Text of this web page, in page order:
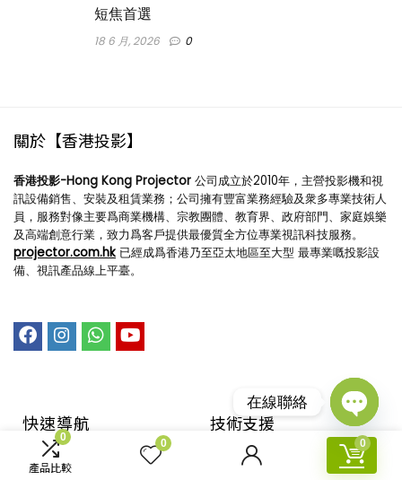
0
產品比較
0 0
短焦首選
18 6 月, 2026 0
關於【香港投影】
香港投影-Hong Kong Projector 公司成立於2010年，主營投影機和視
訊設備銷售、安裝及租賃業務；公司擁有豐富業務經驗及衆多專業技術人
員，服務對像主要爲商業機構、宗教團體、教育界、政府部門、家庭娛樂
及高端創意行業，致力爲客戶提供最優質全方位專業視訊科技服務。
projector.com.hk 已經成爲香港乃至亞太地區至大型 最專業嘅投影設
備、視訊產品線上平臺。
快速導航
回到首頁
技術支援​
購物指引
在線聯絡
Open
chaty